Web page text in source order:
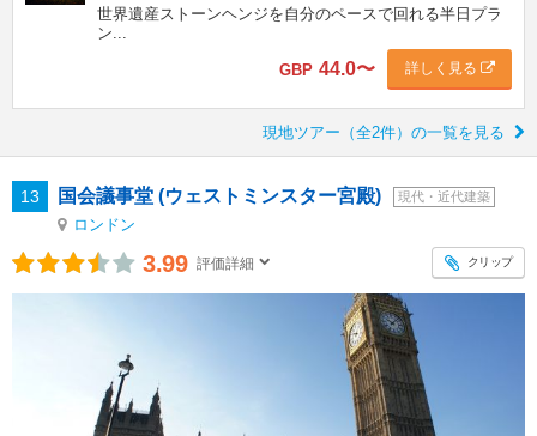
世界遺産ストーンヘンジを自分のペースで回れる半日プラ
ン...
GBP 44.0〜 詳しく見る
現地ツアー（全2件）の一覧を見る
13 国会議事堂 (ウェストミンスター宮殿) 現代・近代建築
ロンドン
3.99 評価詳細 クリップ